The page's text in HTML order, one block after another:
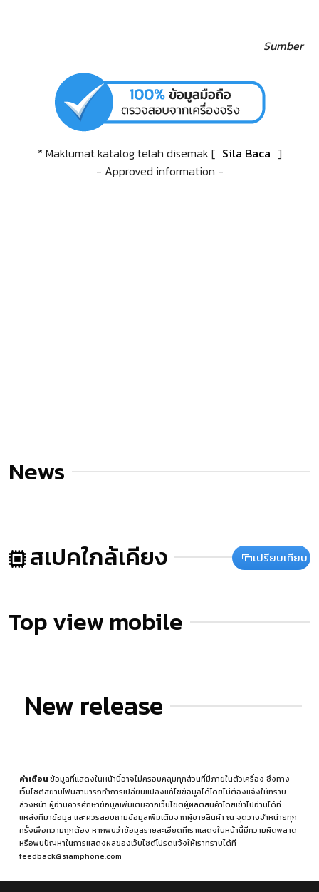
Sumber
* Maklumat katalog telah disemak [ Sila Baca ]
- Approved information -
News
สเปคใกล้เคียง เปรียบเทียบ
Top view mobile
New release
คำเตือนข้อมูลที่แสดงในหน้านี้อาจไม่ครอบคลุมทุกส่วนที่มีภายในตัวเครื่อง ซึ่งทาง
เว็บไซต์สยามโฟนสามารถทำการเปลี่ยนแปลงแก้ไขข้อมูลได้โดยไม่ต้องแจ้งให้ทราบ
ล่วงหน้า ผู้อ่านควรศึกษาข้อมูลเพิ่มเติมจากเว็บไซต์ผู้ผลิตสินค้าโดยเข้าไปอ่านได้ที่
แหล่งที่มาข้อมูล และควรสอบถามข้อมูลเพิ่มเติมจากผู้ขายสินค้า ณ จุดวางจำหน่ายทุก
ครั้งเพื่อความถูกต้อง หากพบว่าข้อมูลรายละเอียดที่เราแสดงในหน้านี้มีความผิดพลาด
หรือพบปัญหาในการแสดงผลของเว็บไซต์โปรดแจ้งให้เราทราบได้ที่
feedback@siamphone.com